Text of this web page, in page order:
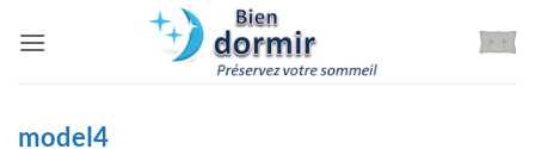
model4